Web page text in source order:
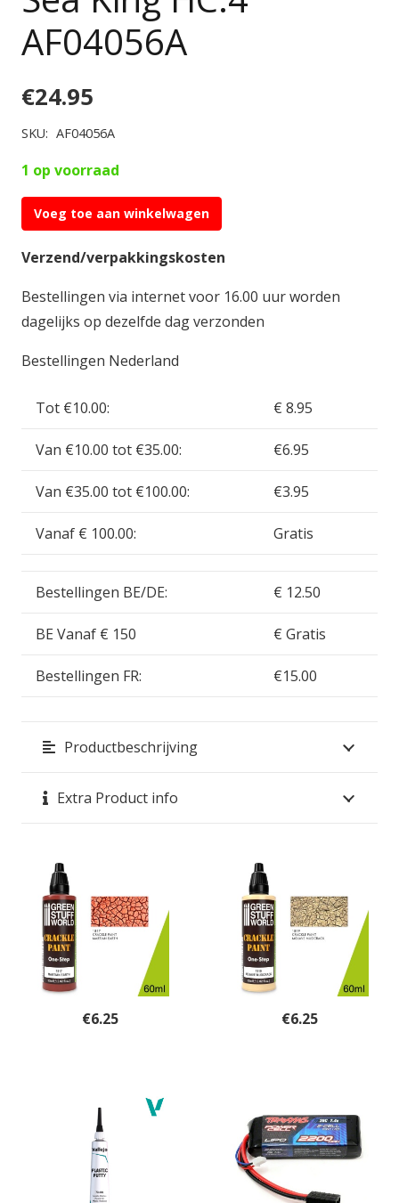
AF04056A
€24.95
SKU: AF04056A
1 op voorraad
Airfix
1:72
Sea
King
AF04056A
aantal
Voeg toe aan winkelwagen
Verzend/verpakkingskosten
Bestellingen via internet voor 16.00 uur worden
dagelijks op dezelfde dag verzonden
Bestellingen Nederland
Tot €10.00: € 8.95
Van €10.00 tot €35.00: €6.95
Van €35.00 tot €100.00: €3.95
Vanaf € 100.00: Gratis
Bestellingen BE/DE: € 12.50
BE Vanaf € 150 € Gratis
Bestellingen FR: €15.00
Productbeschrijving
Extra Product info
€6.25 €6.25